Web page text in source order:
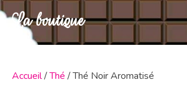
La boutique
Accueil/Thé / Thé Noir Aromatisé